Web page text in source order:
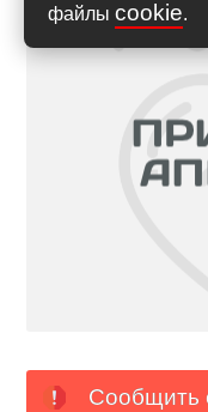
файлы cookie.
Сообщить